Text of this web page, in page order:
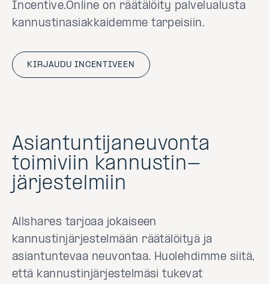
Incentive.Online on räätälöity palvelualusta
kannustinasiakkaidemme tarpeisiin.
KIRJAUDU INCENTIVEEN
Asiantuntija­neuvonta
toimiviin kannustin­
järjestelmiin
Allshares tarjoaa jokaiseen
kannustinjärjestelmään räätälöityä ja
asiantuntevaa neuvontaa. Huolehdimme siitä,
että kannustinjärjestelmäsi tukevat